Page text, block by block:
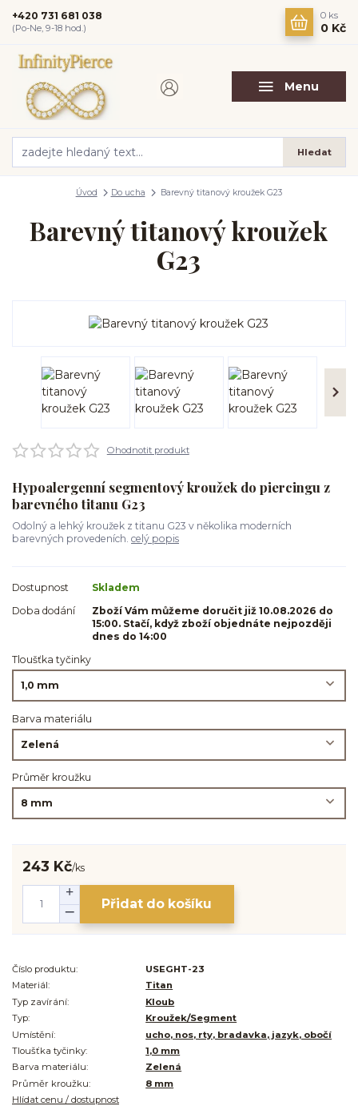
Menu
Hledat
+420 731 681 038
(Po-Ne, 9-18 hod.)
0 ks
0 Kč
Úvod Do ucha Barevný titanový kroužek G23
Barevný titanový kroužek
G23
Ohodnotit produkt
Hypoalergenní segmentový kroužek do piercingu z
barevného titanu G23
Odolný a lehký kroužek z titanu G23 v několika moderních
barevných provedeních. celý popis
Dostupnost
Skladem
Doba dodání
Zboží Vám můžeme doručit již 10.08.2026 do
15:00. Stačí, když zboží objednáte nejpozději
dnes do 14:00
Tloušťka tyčinky
Barva materiálu
Průměr kroužku
243 Kč/ks
Přidat do košíku
Číslo produktu:
USEGHT-23
Materiál:
Titan
Typ zavírání:
Kloub
Typ:
Kroužek/Segment
Umístění:
ucho, nos, rty, bradavka, jazyk, obočí
Tloušťka tyčinky:
1,0 mm
Barva materiálu:
Zelená
Průměr kroužku:
8 mm
Hlídat cenu / dostupnost